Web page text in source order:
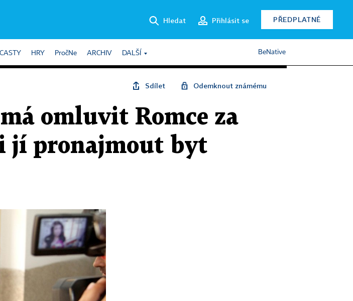
Hledat Přihlásit se PŘEDPLATNÉ
HRY PročNe ARCHIV DALŠÍ BeNative
Sdílet Odemknout známému
omluvit Romce za
jí pronajmout byt